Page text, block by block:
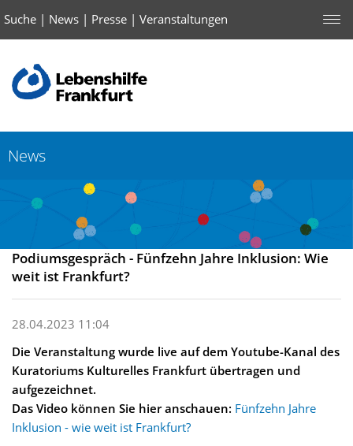
Suche | News | Presse | Veranstaltungen
News
Podiumsgespräch - Fünfzehn Jahre Inklusion: Wie
weit ist Frankfurt?
28.04.2023 11:04
Die Veranstaltung wurde live auf dem Youtube-Kanal des
Kuratoriums Kulturelles Frankfurt übertragen und
aufgezeichnet.
Das Video können Sie hier anschauen: Fünfzehn Jahre
Inklusion - wie weit ist Frankfurt?